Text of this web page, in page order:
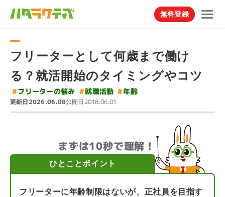
無料登録
フリーターとして何歳まで働け
る？就活開始のタイミングやコツ
#フリーターの悩み #就職活動 #年齢
更新日2026.06.08公開日2018.06.01
まずは10秒で理解！
ひとことポイント
フリーターに年齢制限はないが、正社員を目指す